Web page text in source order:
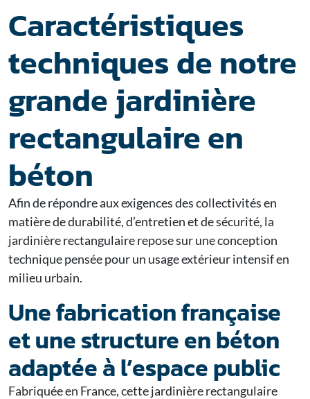
Caractéristiques
techniques de notre
grande jardinière
rectangulaire en
béton
Afin de répondre aux exigences des collectivités en
matière de durabilité, d’entretien et de sécurité, la
jardinière rectangulaire repose sur une conception
technique pensée pour un usage extérieur intensif en
milieu urbain.
Une fabrication française
et une structure en béton
adaptée à l’espace public
Fabriquée en France, cette jardinière rectangulaire